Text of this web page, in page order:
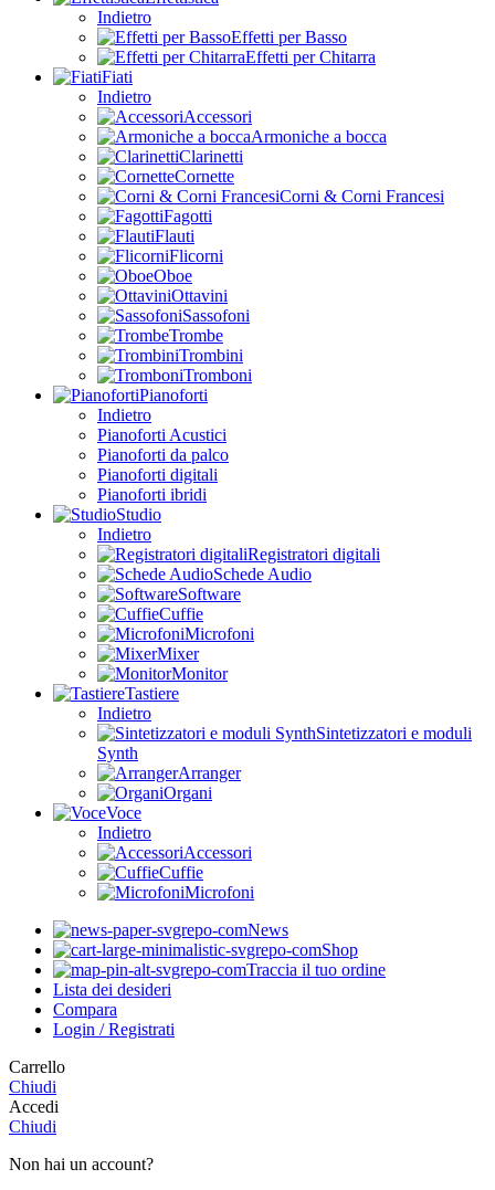
Indietro
Effetti per Basso
Effetti per Chitarra
Fiati
Indietro
Accessori
Armoniche a bocca
Clarinetti
Cornette
Corni & Corni Francesi
Fagotti
Flauti
Flicorni
Oboe
Ottavini
Sassofoni
Trombe
Trombini
Tromboni
Pianoforti
Indietro
Pianoforti Acustici
Pianoforti da palco
Pianoforti digitali
Pianoforti ibridi
Studio
Indietro
Registratori digitali
Schede Audio
Software
Cuffie
Microfoni
Mixer
Monitor
Tastiere
Indietro
Sintetizzatori e moduli
Synth
Arranger
Organi
Voce
Indietro
Accessori
Cuffie
Microfoni
News
Shop
Traccia il tuo ordine
Lista dei desideri
Compara
Login / Registrati
Carrello
Chiudi
Accedi
Chiudi
Non hai un account?